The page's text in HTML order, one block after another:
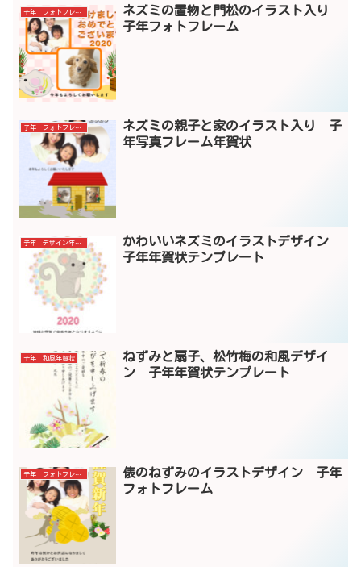
子年 フォトフレーム
ネズミの置物と門松のイラスト入り
子年フォトフレーム
子年 フォトフレーム
ネズミの親子と家のイラスト入り 子
年写真フレーム年賀状
子年 デザイン年賀状
かわいいネズミのイラストデザイン
子年年賀状テンプレート
子年 和風年賀状
ねずみと扇子、松竹梅の和風デザイ
ン 子年年賀状テンプレート
子年 フォトフレーム
俵のねずみのイラストデザイン 子年
フォトフレーム